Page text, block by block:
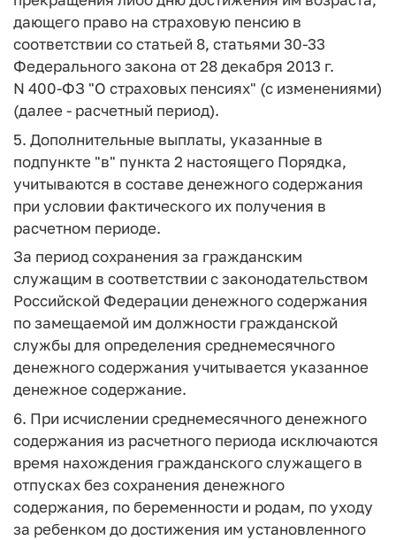
дающего право на страховую пенсию в
соответствии со статьей 8, статьями 30-33
Федерального закона от 28 декабря 2013 г.
N 400-ФЗ "О страховых пенсиях" (с изменениями)
(далее - расчетный период).
5. Дополнительные выплаты, указанные в
подпункте "в" пункта 2 настоящего Порядка,
учитываются в составе денежного содержания
при условии фактического их получения в
расчетном периоде.
За период сохранения за гражданским
служащим в соответствии с законодательством
Российской Федерации денежного содержания
по замещаемой им должности гражданской
службы для определения среднемесячного
денежного содержания учитывается указанное
денежное содержание.
6. При исчислении среднемесячного денежного
содержания из расчетного периода исключаются
время нахождения гражданского служащего в
отпусках без сохранения денежного
содержания, по беременности и родам, по уходу
за ребенком до достижения им установленного